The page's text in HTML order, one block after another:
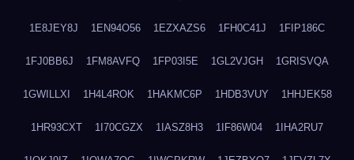
1E8JEY8J 1EN94O56 1EZXAZS6 1FH0C41J 1FIP186C
1FJ0BB6J 1FM8AVFQ 1FP03I5E 1GL2VJGH 1GRISVQA
1GWILLXI 1H4L4ROK 1HAKMC6P 1HDB3VUY 1HHJEK58
1HR93CXT 1I70CGZX 1IASZ8H3 1IF86W04 1IHA2RU7